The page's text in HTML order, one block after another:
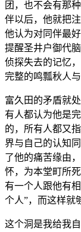
团，也不会有那
伴以后，他就把
他认为对同伴最
提醒圣井户御代
侦探失去的记忆
完整的鸣瓢秋人与
富久田的矛盾就
有人都认为他是
的，所有人都又
界与自己的认知
了他的痛苦缘由
怀，为本堂町所
有一个人跟他有
个人”，而这样就
这个洞是我给我